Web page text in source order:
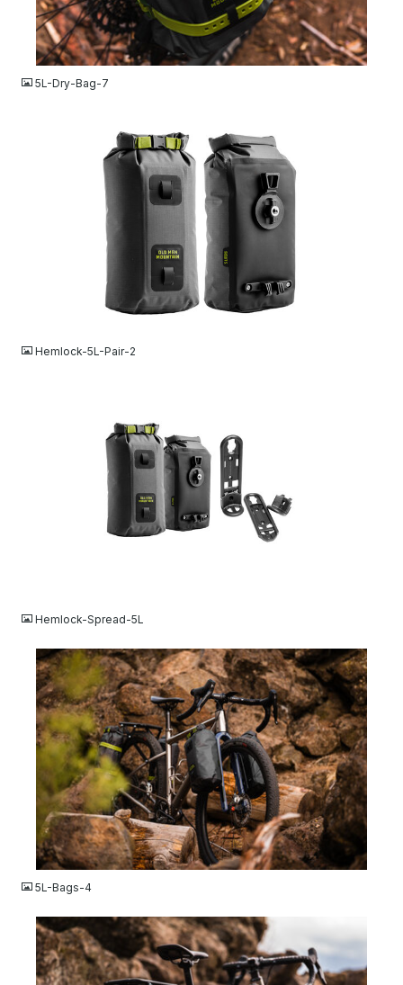
JPG
5L-Dry-Bag-7
Hemlock-5L-Pair-2
Hemlock-Spread-5L
JPG
5L-Bags-4